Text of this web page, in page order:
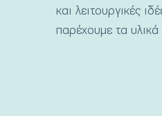
και λειτουργικές
παρέχουμε τα υλικά